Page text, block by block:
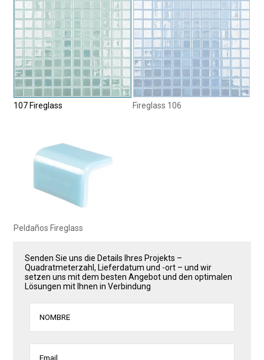
107 Fireglass Fireglass 106
Peldaños Fireglass
Senden Sie uns die Details Ihres Projekts –
Quadratmeterzahl, Lieferdatum und -ort – und wir
setzen uns mit dem besten Angebot und den optimalen
Lösungen mit Ihnen in Verbindung